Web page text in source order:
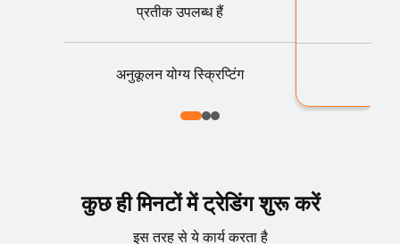
प्रतीक उपलब्ध हैं
अनुकूलन योग्य स्क्रिप्टिंग
कुछ ही मिनटों में ट्रेडिंग शुरू करें
इस तरह से ये कार्य करता है